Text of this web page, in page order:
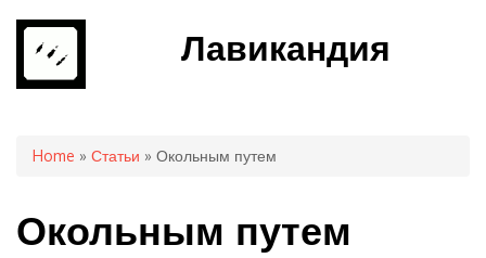
Лавикандия
You are here
Home » Статьи » Окольным путем
Окольным путем